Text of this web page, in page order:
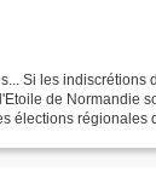
Si les indiscrétions
de Normandie
élections régionales